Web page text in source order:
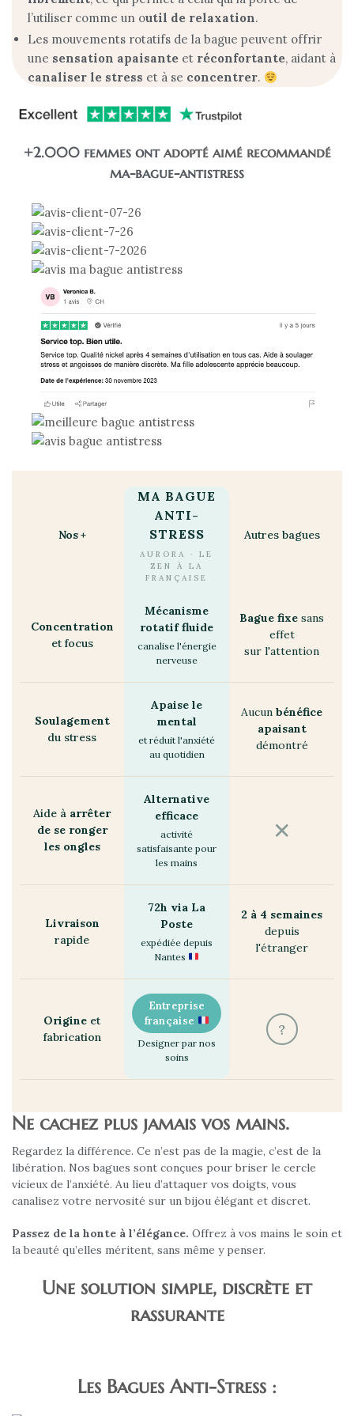
l’utiliser comme un outil de relaxation.
Les mouvements rotatifs de la bague peuvent offrir
une sensation apaisante et réconfortante, aidant à
canaliser le stress et à se concentrer.
+2.000 femmes ontadopté aimé recommandé
ma-bague-antistress
Nos +
MA BAGUE
ANTI-
STRESS
AURORA · LE
ZEN À LA
FRANÇAISE
Autres bagues
Concentration
et focus
Mécanisme
rotatif fluide
canalise l'énergie
nerveuse
Bague fixe sans
effet
sur l'attention
Soulagement
du stress
Apaise le
mental
et réduit l'anxiété
au quotidien
Aucun bénéfice
apaisant
démontré
Aide à arrêter
de se ronger
les ongles
Alternative
efficace
activité
satisfaisante pour
les mains
✕
Livraison
rapide
72h via La
Poste
expédiée depuis
Nantes
2 à 4 semaines
depuis
l'étranger
Origine et
fabrication
Entreprise
française
Designer par nos
soins
?
Ne cachez plus jamais vos mains.
Regardez la différence. Ce n’est pas de la magie, c’est de la
libération. Nos bagues sont conçues pour briser le cercle
vicieux de l’anxiété. Au lieu d’attaquer vos doigts, vous
canalisez votre nervosité sur un bijou élégant et discret.
Passez de la honte à l’élégance. Offrez à vos mains le soin et
la beauté qu’elles méritent, sans même y penser.
Une solution simple, discrète et
rassurante
Les Bagues Anti-Stress :